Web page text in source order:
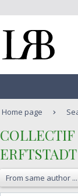
Home page
‎COLLECTIF‎
From same author ...